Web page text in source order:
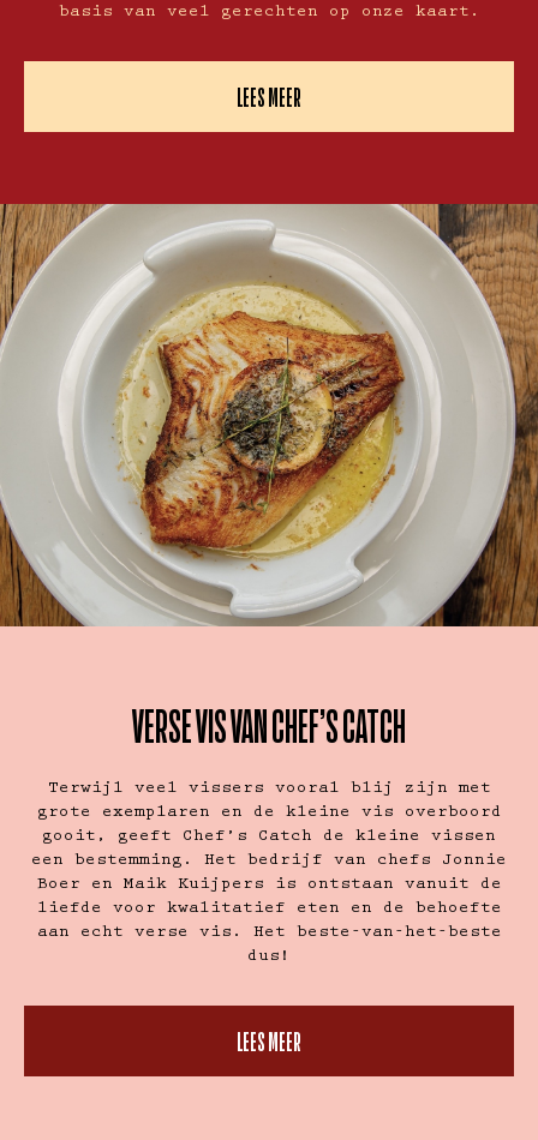
basis van veel gerechten op onze kaart.
LEES MEER
VERSE VIS VAN CHEF’S CATCH
Terwijl veel vissers vooral blij zijn met
grote exemplaren en de kleine vis overboord
gooit, geeft Chef’s Catch de kleine vissen
een bestemming. Het bedrijf van chefs Jonnie
Boer en Maik Kuijpers is ontstaan vanuit de
liefde voor kwalitatief eten en de behoefte
aan echt verse vis. Het beste-van-het-beste
dus!
LEES MEER